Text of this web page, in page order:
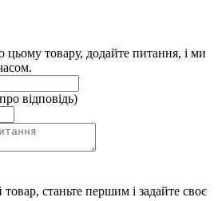
товару, додайте питання, і ми
відповідь)
станьте першим і задайте своє